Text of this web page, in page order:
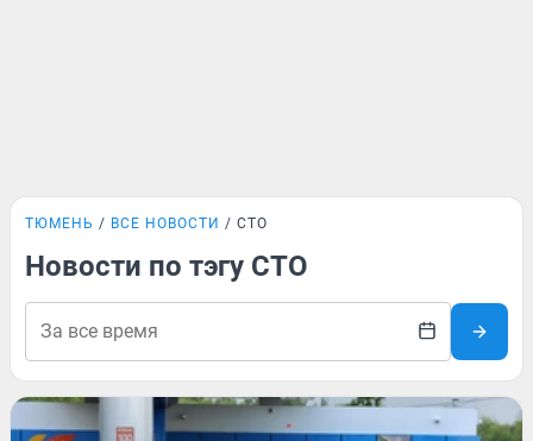
ТЮМЕНЬ ВСЕ НОВОСТИ СТО
Новости по тэгу СТО